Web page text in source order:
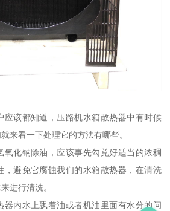
应该都知道，压路机水箱散热器中有时候
来看一下处理它的方法有哪些。
化钠除油，应该事先勾兑好适当的浓稠
，避免它腐蚀我们的水箱散热器，在清洗
进行清洗。
内水上飘着油或者机油里面有水分的问